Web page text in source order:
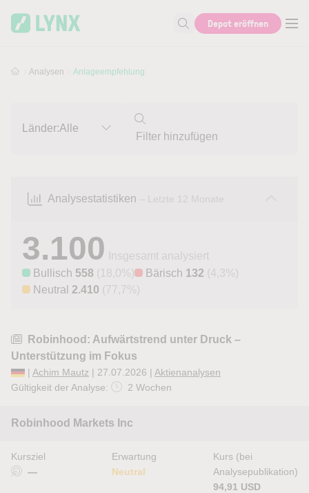
Suche nach Aktie, Autor...
Depot eröffnen
Analysen Anlageempfehlung
Länder:Alle
Analysestatistiken – Letzte 12 Monate
3.100
Insgesamt analysiert
Bullisch 558 (18,0%) Bärisch 132 (4,3%)
Neutral 2.410 (77,7%)
Robinhood: Aufwärtstrend unter Druck –
Unterstützung im Fokus
| Achim Mautz | 27.07.2026 | Aktienanalysen
Gültigkeit der Analyse:
2 Wochen
Robinhood Markets Inc
Kursziel
—
Erwartung
Neutral
Kurs (bei
Analysepublikation)
94,91 USD